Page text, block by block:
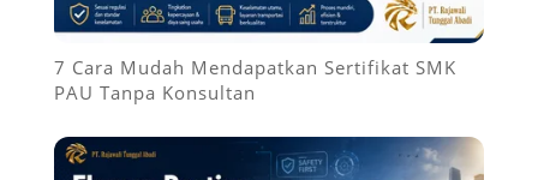
7 Cara Mudah Mendapatkan Sertifikat SMK
PAU Tanpa Konsultan